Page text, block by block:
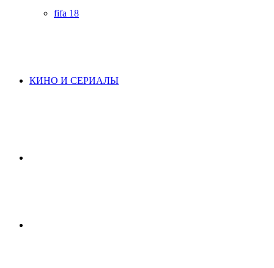
fifa 18
КИНО И СЕРИАЛЫ